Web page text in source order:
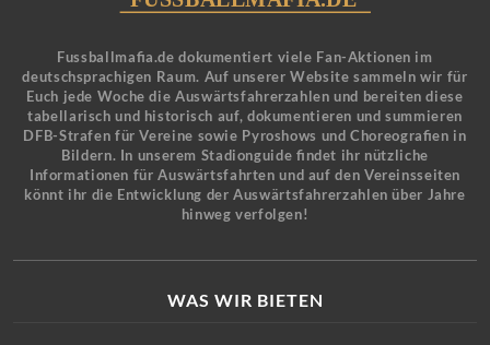
Fussballmafia.de dokumentiert viele Fan-Aktionen im
deutschsprachigen Raum. Auf unserer Website sammeln wir für
Euch jede Woche die Auswärtsfahrerzahlen und bereiten diese
tabellarisch und historisch auf, dokumentieren und summieren
DFB-Strafen für Vereine sowie Pyroshows und Choreografien in
Bildern. In unserem Stadionguide findet ihr nützliche
Informationen für Auswärtsfahrten und auf den Vereinsseiten
könnt ihr die Entwicklung der Auswärtsfahrerzahlen über Jahre
hinweg verfolgen!
WAS WIR BIETEN